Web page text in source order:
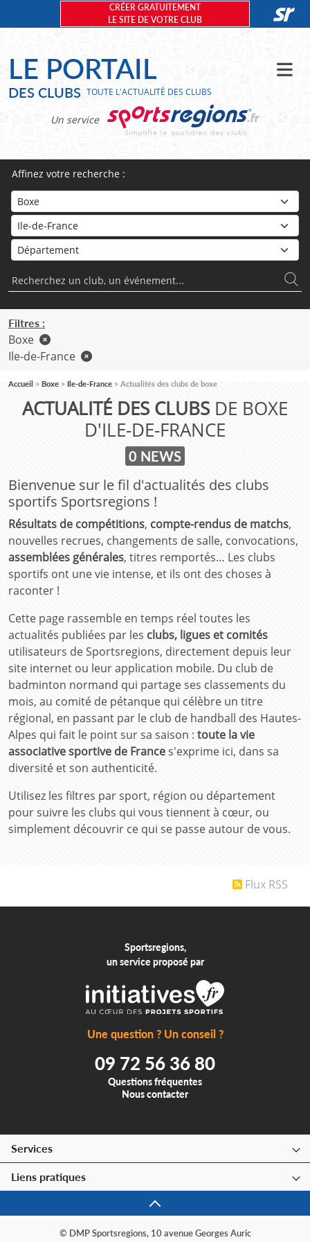
Panneau de gestion des cookies
ACTUALITÉ DES CLUBS DE BOXE
D'ILE-DE-FRANCE
0 NEWS
Bienvenue sur le fil d'actualités des clubs
sportifs Sportsregions !
Résultats de compétitions, compte-rendus de matchs,
nouvelles recrues, changements de salle, convocations,
assemblées générales, titres remportés… Les clubs
sportifs ont une vie intense, et ils ont des choses à
raconter !
Cette page rassemble en temps réel toutes les
actualités publiées par les clubs, ligues et comités
utilisateurs de Sportsregions, directement depuis leur
site internet ou leur application mobile. Du club de
badminton normand qui partage ses classements du
mois, au comité de pétanque qui célèbre un titre
régional, en passant par le club de handball des Hautes-
Alpes qui fait le point sur sa saison : toute la vie
associative sportive de Frances'exprime ici, dans sa
diversité et son authenticité.
Utilisez les filtres par sport, région ou département
pour suivre les clubs qui vous tiennent à cœur, ou
simplement découvrir ce qui se passe autour de vous.
Flux RSS
Affinez votre recherche :
Filtres :
Boxe
Ile-de-France
Accueil Boxe Ile-de-France Actualités des clubs de boxe
LE PORTAIL
DES CLUBS TOUTE L'ACTUALITÉ DES CLUBS
Un service
CRÉER GRATUITEMENT
LE SITE DE VOTRE CLUB
Sportsregions,
un service proposé par
Une question ? Un conseil ?
09 72 56 36 80
Questions fréquentes
Nous contacter
Services
Liens pratiques
© DMP Sportsregions, 10 avenue Georges Auric